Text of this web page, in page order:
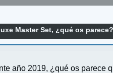
Master Set, ¿qué os parece?
año 2019, ¿qué os parece